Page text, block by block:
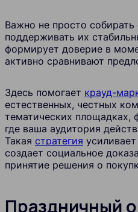
Важно не просто
поддерживать их
формирует доверие в
активно сравнивают
Здесь помогает крауд-
естественных, честных
тематических площадках,
где ваша аудитория
Такая стратегия
создает социальное
принятие решения о
Праздничный